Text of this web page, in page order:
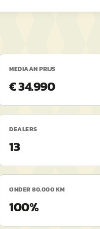
MEDIAAN PRIJS
€ 34.990
DEALERS
13
ONDER 80.000 KM
100%